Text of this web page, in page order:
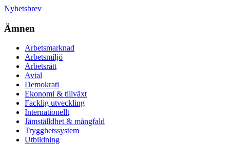
Nyhetsbrev
Ämnen
Arbetsmarknad
Arbetsmiljö
Arbetsrätt
Avtal
Demokrati
Ekonomi & tillväxt
Facklig utveckling
Internationellt
Jämställdhet & mångfald
Trygghetssystem
Utbildning